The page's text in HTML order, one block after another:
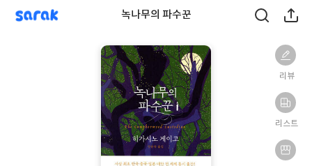
sarak 녹나무의 파수꾼
리뷰
리스트